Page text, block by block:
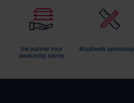
Uw partner voor
deskundig advies
Maatwerk